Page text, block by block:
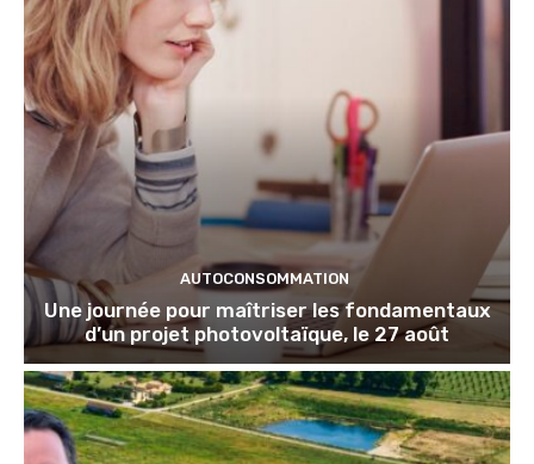
AUTOCONSOMMATION
Une journée pour maîtriser les fondamentaux
d’un projet photovoltaïque, le 27 août